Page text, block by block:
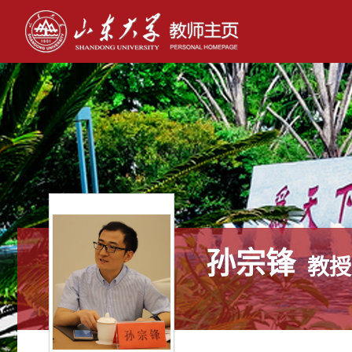
孙宗锋 教授